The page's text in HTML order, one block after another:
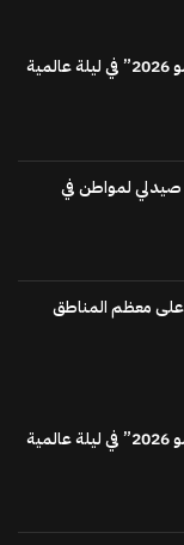
صيدلي لمواطن في
معظم المناطق